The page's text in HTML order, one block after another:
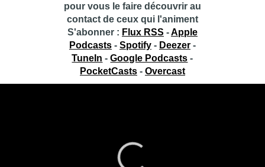
pour vous le faire découvrir au
contact de ceux qui l'animent
S'abonner : Flux RSS -Apple
Podcasts- Spotify- Deezer-
TuneIn -Google Podcasts -
PocketCasts- Overcast
les transports en commun